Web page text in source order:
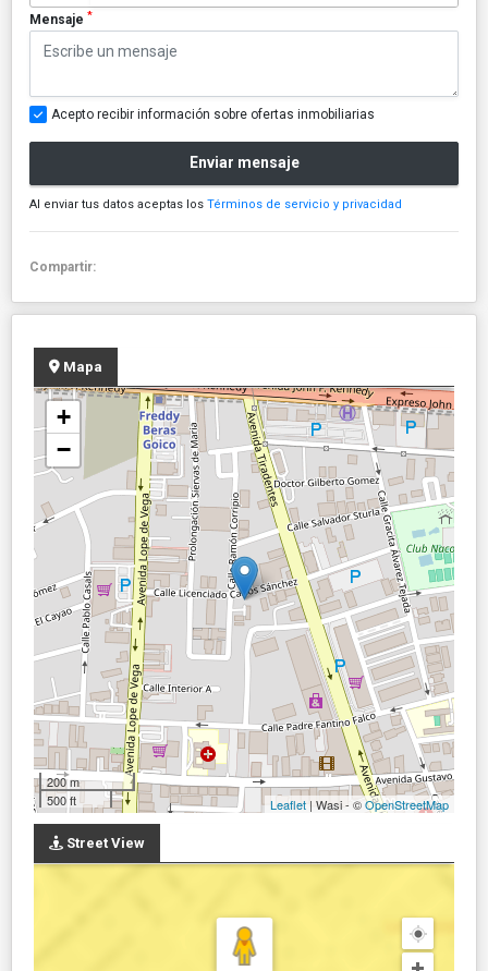
Mensaje *
Acepto recibir información sobre ofertas inmobiliarias
Enviar mensaje
Al enviar tus datos aceptas los Términos de servicio y privacidad
Compartir:
Mapa
+
−
200 m
500 ft
Leaflet | Wasi - ©OpenStreetMap
Street View